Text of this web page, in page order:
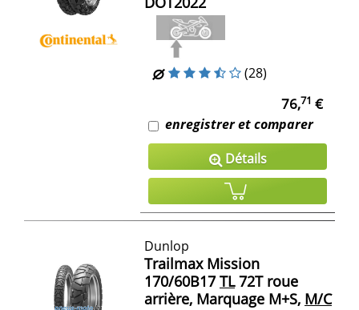
(28)
76,71 €
enregistrer et comparer
Détails
Dunlop
Trailmax Mission
170/60B17 TL72T roue
arrière, Marquage M+S, M/C